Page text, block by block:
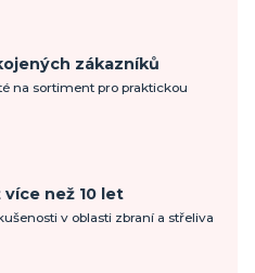
zákazníků
na sortiment pro praktickou
více než 10 let
v oblasti zbraní a střeliva